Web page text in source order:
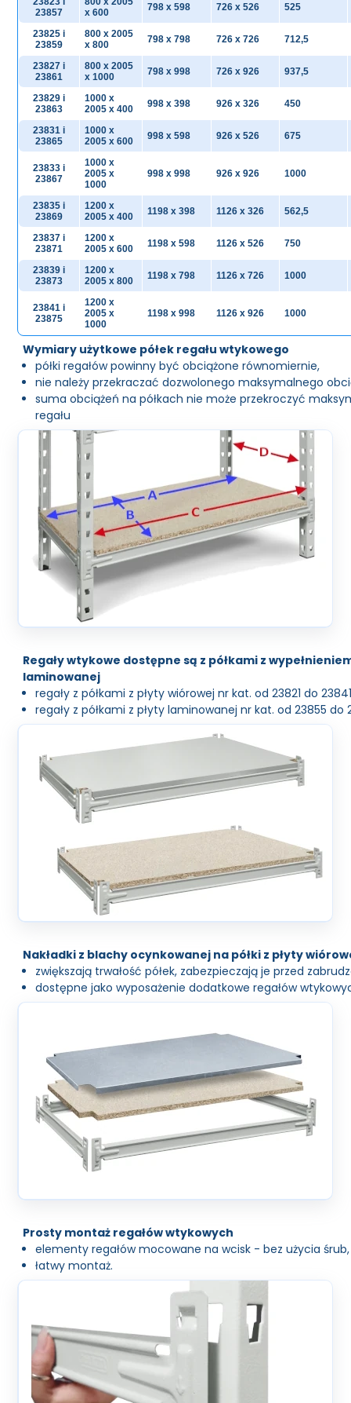
23857
x 600
798 x 598 726 x 526 525
23825 i
23859
800 x 2005
x 800
798 x 798 726 x 726 712,5
23827 i
23861
800 x 2005
x 1000
798 x 998 726 x 926 937,5
23829 i
23863
1000 x
2005 x 400
998 x 398 926 x 326 450
23831 i
23865
1000 x
2005 x 600
998 x 598 926 x 526 675
23833 i
23867
1000 x
2005 x
1000
998 x 998 926 x 926 1000
23835 i
23869
1200 x
2005 x 400
1198 x 398 1126 x 326 562,5
23837 i
23871
1200 x
2005 x 600
1198 x 598 1126 x 526 750
23839 i
23873
1200 x
2005 x 800
1198 x 798 1126 x 726 1000
23841 i
23875
1200 x
2005 x
1000
1198 x 998 1126 x 926 1000
Wymiary użytkowe półek regału wtykowego
półki regałów powinny być obciążone równomiernie,
nie należy przekraczać dozwolonego maksymalnego
suma obciążeń na półkach nie może przekroczyć
regału
Regały wtykowe dostępne są z półkami z
laminowanej
regały z półkami z płyty wiórowej nr kat. od 23821 do
regały z półkami z płyty laminowanej nr kat. od 23855 do
Nakładki z blachy ocynkowanej na półki z płyty
zwiększają trwałość półek, zabezpieczają je przed
dostępne jako wyposażenie dodatkowe regałów
Prosty montaż regałów wtykowych
elementy regałów mocowane na wcisk - bez użycia śrub,
łatwy montaż.